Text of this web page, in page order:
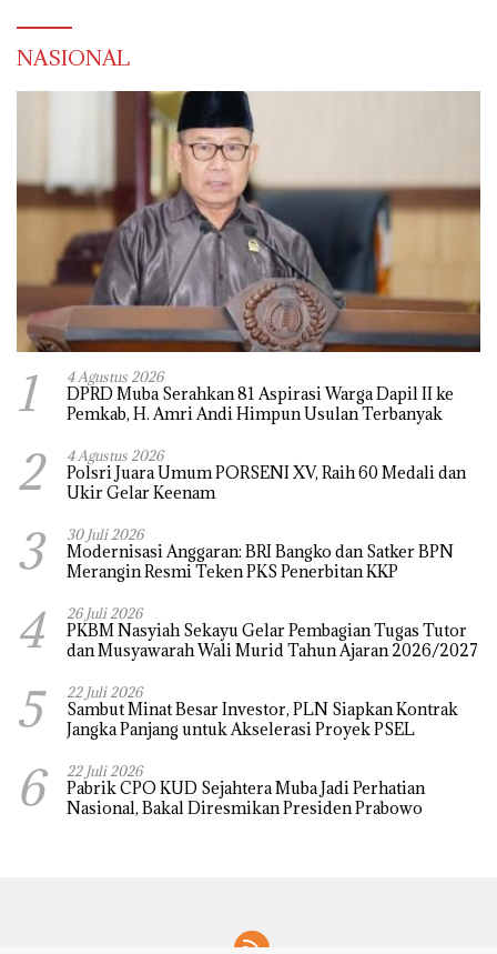
NASIONAL
1 4 Agustus 2026
DPRD Muba Serahkan 81 Aspirasi Warga Dapil II ke
Pemkab, H. Amri Andi Himpun Usulan Terbanyak
2 4 Agustus 2026
Polsri Juara Umum PORSENI XV, Raih 60 Medali dan
Ukir Gelar Keenam
3 30 Juli 2026
Modernisasi Anggaran: BRI Bangko dan Satker BPN
Merangin Resmi Teken PKS Penerbitan KKP
4 26 Juli 2026
PKBM Nasyiah Sekayu Gelar Pembagian Tugas Tutor
dan Musyawarah Wali Murid Tahun Ajaran 2026/2027
5 22 Juli 2026
Sambut Minat Besar Investor, PLN Siapkan Kontrak
Jangka Panjang untuk Akselerasi Proyek PSEL
6 22 Juli 2026
Pabrik CPO KUD Sejahtera Muba Jadi Perhatian
Nasional, Bakal Diresmikan Presiden Prabowo